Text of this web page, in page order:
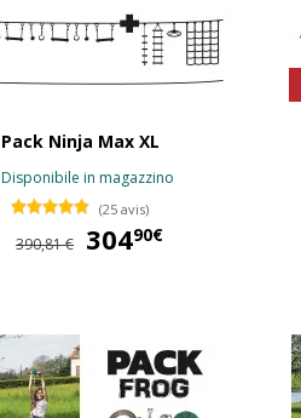
Pack Ninja Max XL
Disponibile in magazzino
(25 avis)
390,81 € 30490€